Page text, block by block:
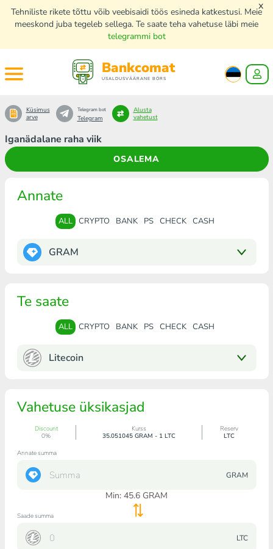
Tehniliste rikete tõttu võib veebisaidi töös esineda katkestusi. Meie
meeskond juba tegeleb sellega. Te saate teha vahetuse läbi meie
telegrammi bot
x
Bankcomat
USALDUSVÄÄRANE BÖRS
Iganädalane raha viik
OSALEMA
Küsimus
arve
Telegram bot
Telegram
Alusta
vahetust
Annate
ALL CRYPTO BANK PS CHECK CASH
GRAM
Te saate
ALL CRYPTO BANK PS CHECK CASH
Litecoin
Vahetuse üksikasjad
Discount
0%
Kurss
35.051045 GRAM - 1 LTC
Reserv
LTC
Annate summa
GRAM
Min: 45.6 GRAM
Saade summa
LTC